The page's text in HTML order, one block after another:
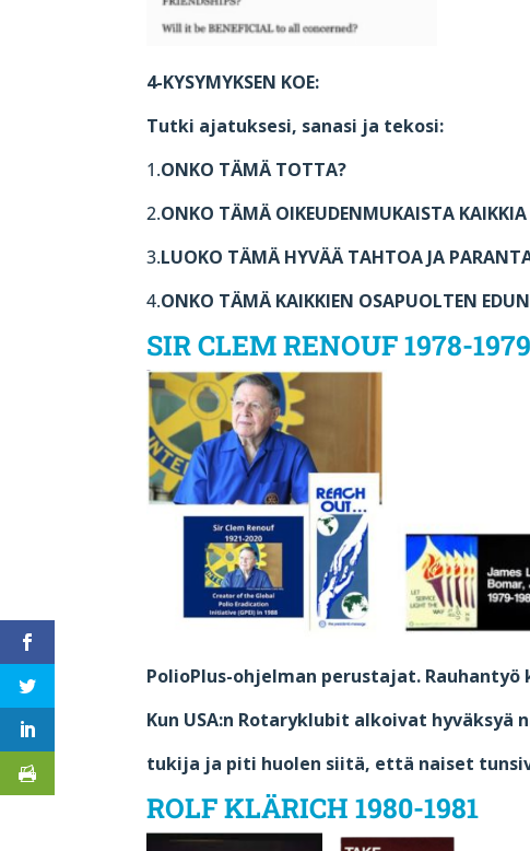
4-KYSYMYKSEN KOE:
Tutki ajatuksesi, sanasi ja tekosi:
1.ONKO TÄMÄ TOTTA?
2.ONKO TÄMÄ OIKEUDENMUKAISTA
3.LUOKO TÄMÄ HYVÄÄ TAHTOA JA
4.ONKO TÄMÄ KAIKKIEN OSAPUOLTEN
SIR CLEM RENOUF 1978-
PolioPlus-ohjelman perustajat. Rauhantyö
Kun USA:n Rotaryklubit alkoivat hyväksyä
tukija ja piti huolen siitä, että naiset
ROLF KLÄRICH 1980-1981